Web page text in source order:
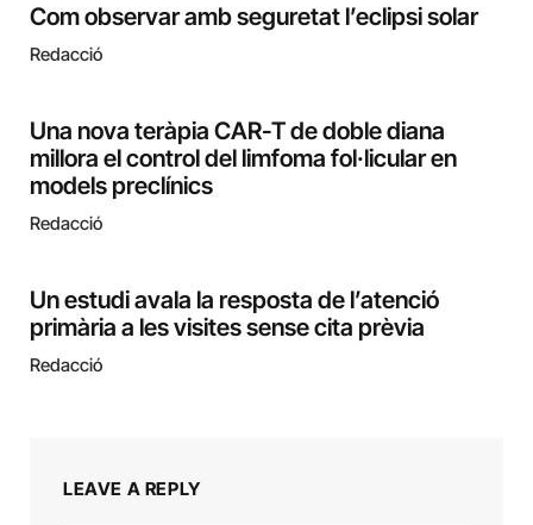
Com observar amb seguretat l’eclipsi solar
Redacció
Una nova teràpia CAR-T de doble diana
millora el control del limfoma fol·licular en
models preclínics
Redacció
Un estudi avala la resposta de l’atenció
primària a les visites sense cita prèvia
Redacció
LEAVE A REPLY